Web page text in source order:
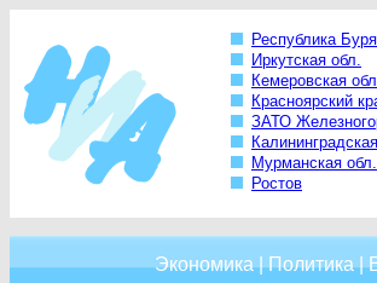
Республика
Иркутская обл.
Кемеровская
Красноярский
ЗАТО
Мурманская обл.
Ростов
Экономика|Политика|